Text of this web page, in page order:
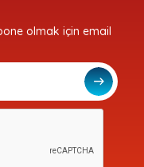
olmak için email